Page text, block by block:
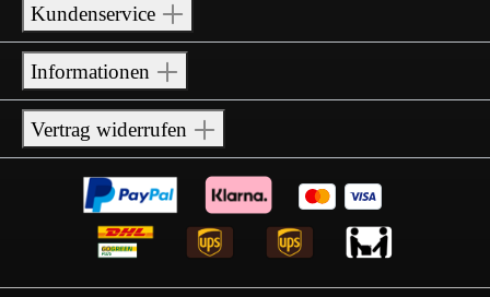
Kundenservice
Informationen
Vertrag widerrufen